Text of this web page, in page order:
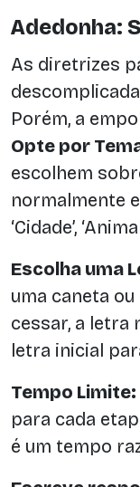
Adedonha:
As diretrizes
Porém, a
Opte por
escolhem
normalmente
‘Cidade’,
Escolha uma
uma caneta
cessar, a letra
letra inicial
Tempo Limite:
para cada
é um tempo